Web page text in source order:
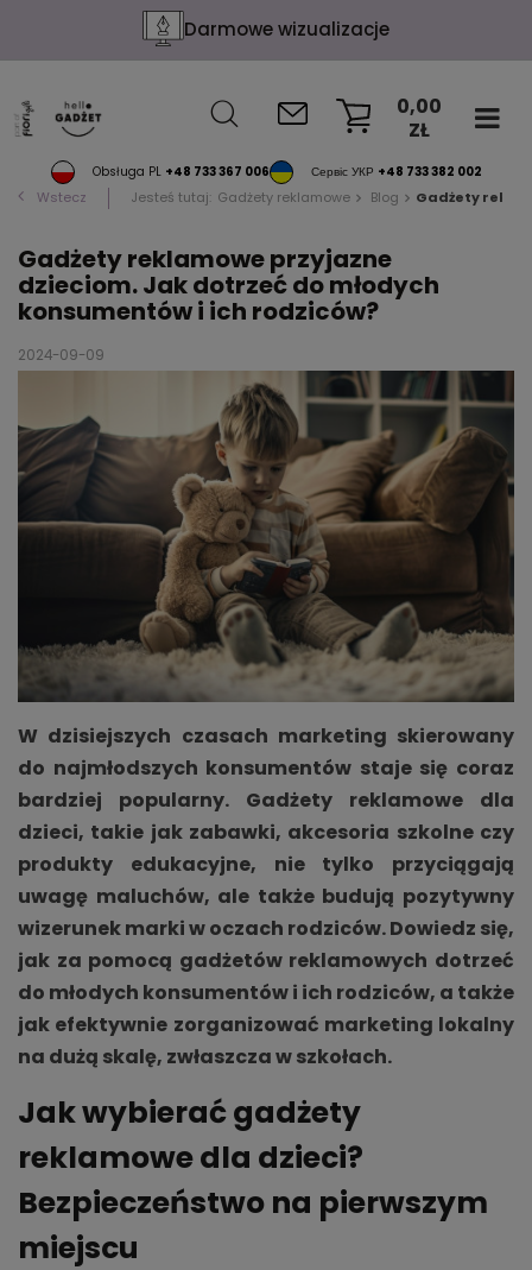
Darmowe wizualizacje
Obsługa PL +48 733 367 006 Сервіс УКР +48 733 382 002
0,00
ZŁ
Wstecz Jesteś tutaj: Gadżety reklamowe Blog Gadżety
Gadżety reklamowe przyjazne
dzieciom. Jak dotrzeć do młodych
konsumentów i ich rodziców?
2024-09-09
W dzisiejszych czasach marketing skierowany
do najmłodszych konsumentów staje się coraz
bardziej popularny. Gadżety reklamowe dla
dzieci, takie jak zabawki, akcesoria szkolne czy
produkty edukacyjne, nie tylko przyciągają
uwagę maluchów, ale także budują pozytywny
wizerunek marki w oczach rodziców. Dowiedz się,
jak za pomocą gadżetów reklamowych dotrzeć
do młodych konsumentów i ich rodziców, a także
jak efektywnie zorganizować marketing lokalny
na dużą skalę, zwłaszcza w szkołach.
Jak wybierać gadżety
reklamowe dla dzieci?
Bezpieczeństwo na pierwszym
miejscu